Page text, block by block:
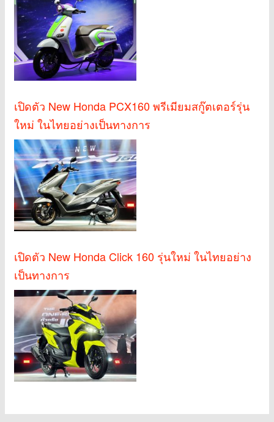
เปิดตัว New Honda PCX160 พรีเมียมสกู๊ตเตอร์รุ่น
ใหม่ ในไทยอย่างเป็นทางการ
เปิดตัว New Honda Click 160 รุ่นใหม่ ในไทยอย่าง
เป็นทางการ